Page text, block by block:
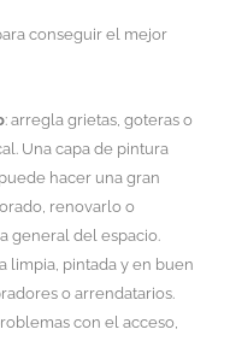
conseguir el mejor
: arregla grietas, goteras o
Una capa de pintura
hacer una gran
renovarlo o
general del espacio.
limpia, pintada y en buen
o arrendatarios.
con el acceso,